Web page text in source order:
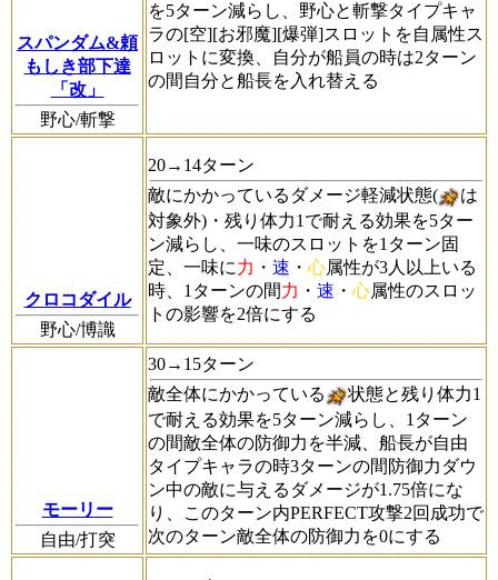
スパンダム&頼
もしき部下達
「改」
野心/斬撃
を5ターン減らし、野心と斬撃タイプキャ
ラの[空][お邪魔][爆弾]スロットを自属性ス
ロットに変換、自分が船員の時は2ターン
の間自分と船長を入れ替える
クロコダイル
野心/博識
20→14ターン
敵にかかっているダメージ軽減状態(
は
対象外)・残り体力1で耐える効果を5ター
ン減らし、一味のスロットを1ターン固
定、一味に力 ・ 速 ・ 心属性が3人以上いる
時、1ターンの間力 ・ 速 ・ 心属性のスロッ
トの影響を2倍にする
モーリー
自由/打突
30→15ターン
敵全体にかかっている
状態と残り体力1
で耐える効果を5ターン減らし、1ターン
の間敵全体の防御力を半減、船長が自由
タイプキャラの時3ターンの間防御力ダウ
ン中の敵に与えるダメージが1.75倍にな
り、このターン内PERFECT攻撃2回成功で
次のターン敵全体の防御力を0にする